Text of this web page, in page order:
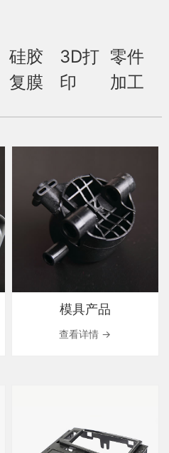
硅胶
复膜
3D打
印
零件
加工
模具产品
查看详情 →